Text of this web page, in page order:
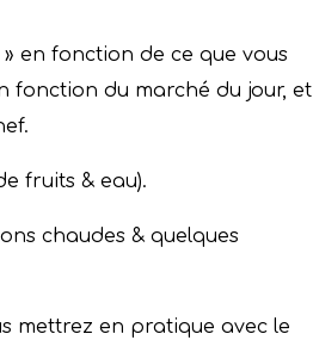
en fonction de ce que vous
fonction du marché du jour, et
fruits & eau).
chaudes & quelques
mettrez en pratique avec le